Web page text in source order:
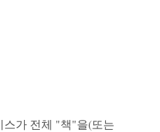
스가 전체 "책"을(또는